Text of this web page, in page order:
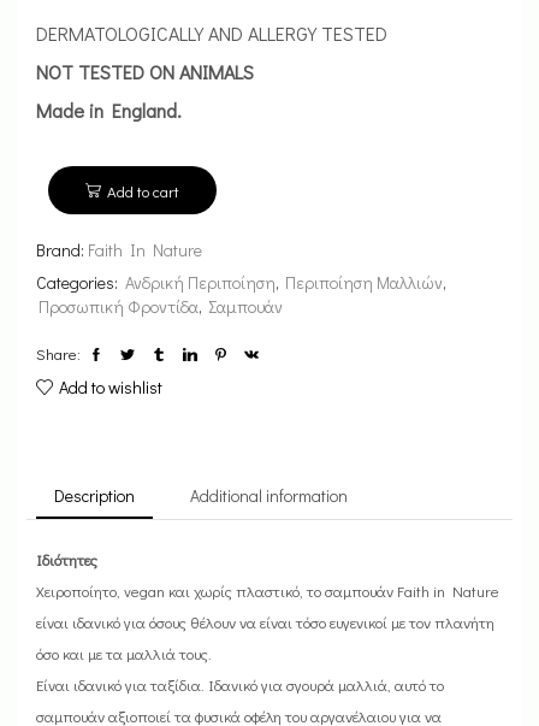
DERMATOLOGICALLY AND ALLERGY TESTED
NOT TESTED ON ANIMALS
Made in England.
Add to cart
Brand: Faith In Nature
Categories: Ανδρική Περιποίηση, Περιποίηση Μαλλιών,
Προσωπική Φροντίδα, Σαμπουάν
Share:
Add to wishlist
Description Additional information
Ιδιότητες
Χειροποίητο, vegan και χωρίς πλαστικό, το σαμπουάν Faith in Nature
είναι ιδανικό για όσους θέλουν να είναι τόσο ευγενικοί με τον πλανήτη
όσο και με τα μαλλιά τους.
Είναι ιδανικό για ταξίδια. Ιδανικό για σγουρά μαλλιά, αυτό το
σαμπουάν αξιοποιεί τα φυσικά οφέλη του αργανέλαιου για να